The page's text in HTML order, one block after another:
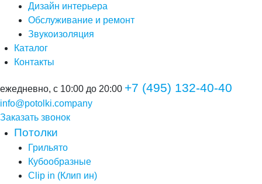
Дизайн интерьера
Обслуживание и ремонт
Звукоизоляция
Каталог
Контакты
ежедневно, с 10:00 до 20:00 +7 (495) 132-40-40
info@potolki.company
Заказать звонок
Потолки
Грильято
Кубообразные
Clip in (Клип ин)